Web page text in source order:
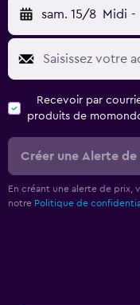
sam. 15/8 Midi -
Recevoir par
produits de
Créer une Alerte de
En créant une alerte de prix,
notre Politique de